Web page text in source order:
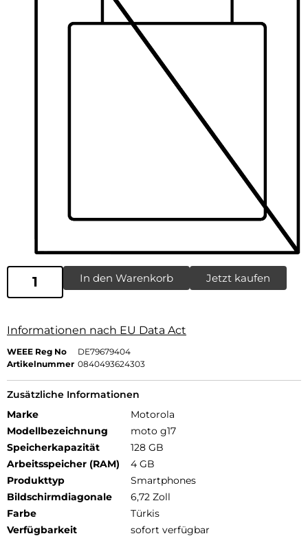
In den Warenkorb Jetzt kaufen
Informationen nach EU Data Act
WEEE Reg No
DE79679404
Artikelnummer 0840493624303
Zusätzliche Informationen
Marke
Motorola
Modellbezeichnung
moto g17
Speicherkapazität
128 GB
Arbeitsspeicher (RAM)
4 GB
Produkttyp
Smartphones
Bildschirmdiagonale
6,72 Zoll
Farbe
Türkis
Verfügbarkeit
sofort verfügbar